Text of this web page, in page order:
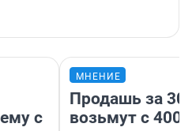
с
МНЕНИЕ
Продашь за
возьмут с